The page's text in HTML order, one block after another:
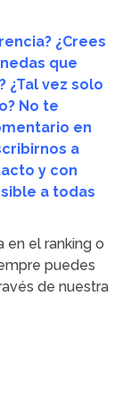
¿Crees
que
¿Tal vez solo
No te
en
a
y con
a todas
en el ranking o
puedes
de nuestra